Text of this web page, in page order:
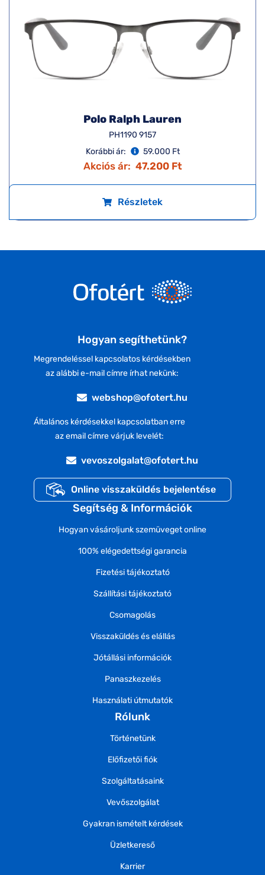
Polo Ralph Lauren
PH1190 9157
Korábbi ár:
59.000 Ft
Akciós ár: 47.200 Ft
Részletek
Hogyan segíthetünk?
Megrendeléssel kapcsolatos kérdésekben
az alábbi e-mail címre írhat nekünk:
webshop@ofotert.hu
Általános kérdésekkel kapcsolatban erre
az email címre várjuk levelét:
vevoszolgalat@ofotert.hu
Online visszaküldés bejelentése
Segítség & Információk
Hogyan vásároljunk szemüveget online
100% elégedettségi garancia
Fizetési tájékoztató
Szállítási tájékoztató
Csomagolás
Visszaküldés és elállás
Jótállási információk
Panaszkezelés
Használati útmutatók
Rólunk
Történetünk
Előfizetői fiók
Szolgáltatásaink
Vevőszolgálat
Gyakran ismételt kérdések
Üzletkereső
Karrier